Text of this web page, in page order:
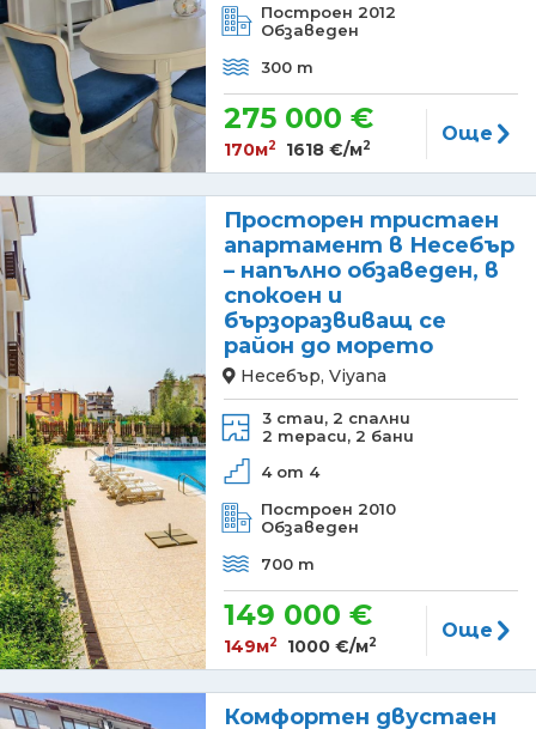
Построен 2012
Обзаведен
300 m
275 000 €
170м2 1618 €/м2
Още
Просторен тристаен
апартамент в Несебър
– напълно обзаведен, в
спокоен и
бързоразвиващ се
район до морето
Несебър, Viyana
3 стаи, 2 спални
2 тераси, 2 бани
4 от 4
Построен 2010
Обзаведен
700 m
149 000 €
149м2 1000 €/м2
Още
Комфортен двустаен